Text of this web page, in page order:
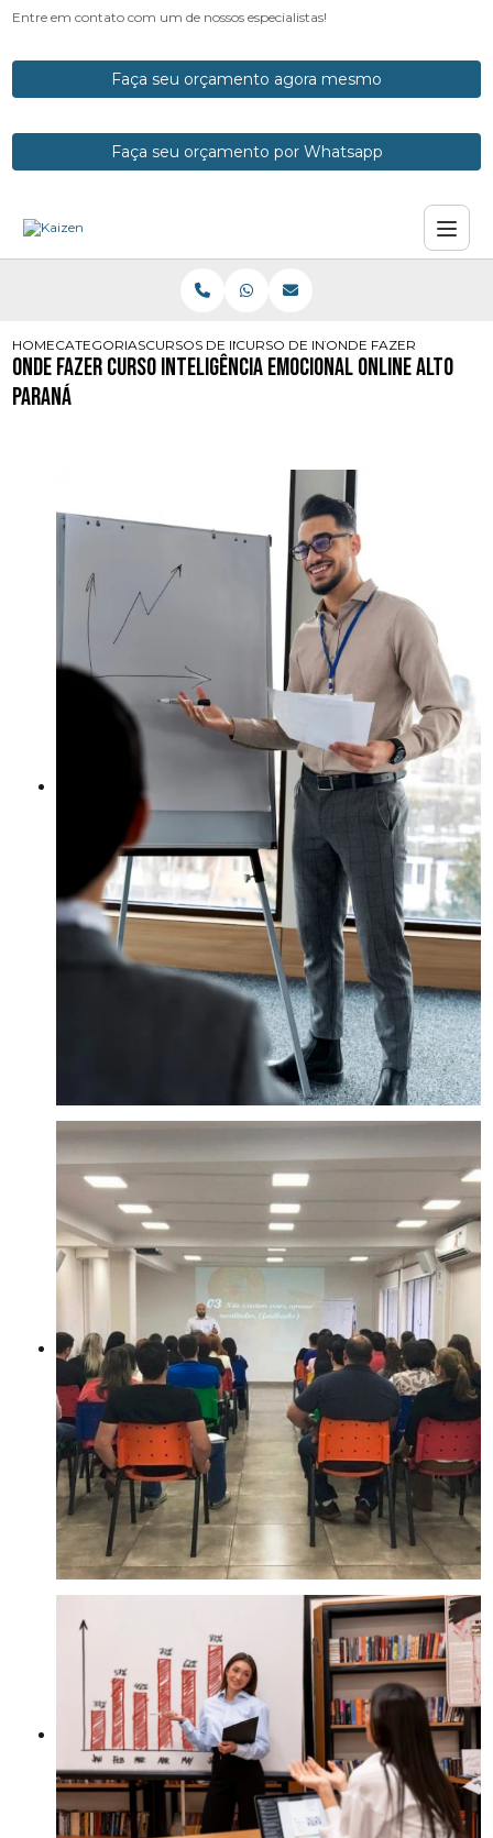
Entre em contato com um de nossos especialistas!
Faça seu orçamento agora mesmo
Faça seu orçamento por Whatsapp
HOMECATEGORIASCURSOS DE INTELIGENCIA EMOCIONAL
CURSO DE INTELIGENCIA
ONDE FAZER CURSO
Onde Fazer Curso Inteligência Emocional Online Alto
Paraná